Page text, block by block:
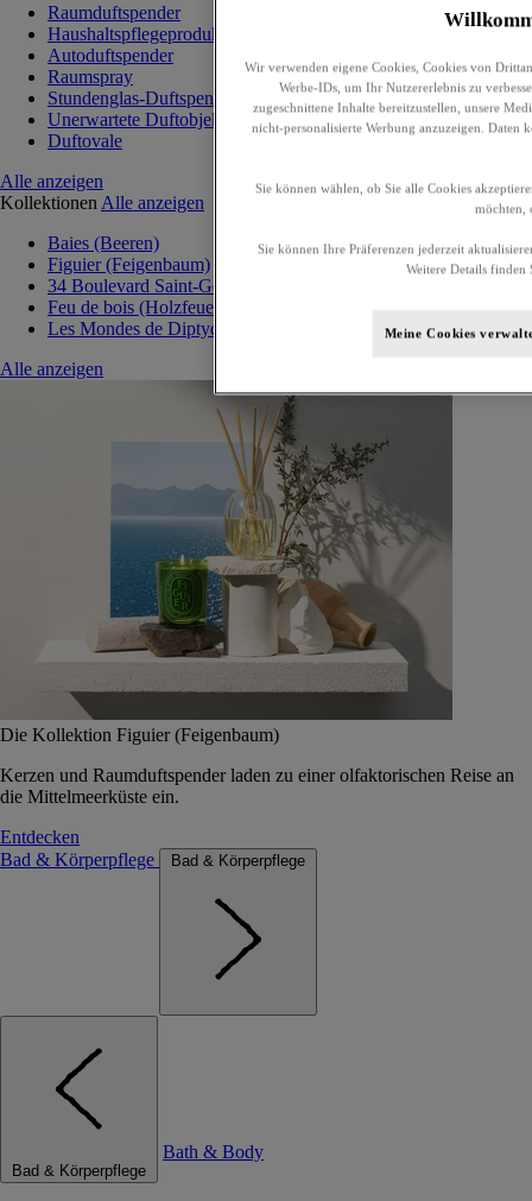
Raumduftspender
Haushaltspflegeprodukte
Autoduftspender
Raumspray
Stundenglas-Duftspender
Unerwartete Duftobjekte
Duftovale
Alle anzeigen
Kollektionen Alle anzeigen
Baies (Beeren)
Figuier (Feigenbaum)
34 Boulevard Saint-Germain
Feu de bois (Holzfeuer)
Les Mondes de Diptyque
Alle anzeigen
Die Kollektion Figuier (Feigenbaum)
Kerzen und Raumduftspender laden zu einer olfaktorischen Reise an
die Mittelmeerküste ein.
Entdecken
Bad & Körperpflege
Bad & Körperpflege
Bad & Körperpflege
Bath & Body
Wir verwenden eigene Cookies, Cookies von
Werbe-IDs, um Ihr Nutzererlebnis zu
zugeschnittene Inhalte bereitzustellen, unsere
nicht-personalisierte Werbung anzuzeigen. Daten
Sie können wählen, ob Sie alle Cookies
möchten,
Sie können Ihre Präferenzen jederzeit
Weitere Details finden
Meine Cookies